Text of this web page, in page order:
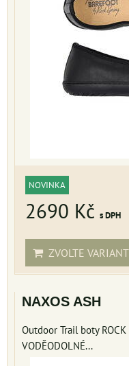
NOVINKA
2690 Kč s DPH
ZVOLTE
NAXOS ASH
Outdoor Trail boty
VODĚODOLNÉ...